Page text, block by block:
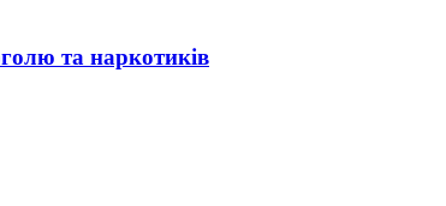
та наркотиків